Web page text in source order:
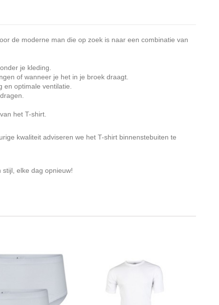
de moderne man die op zoek is naar een combinatie van
je kleding.
of wanneer je het in je broek draagt.
en optimale ventilatie.
het T-shirt.
kwaliteit adviseren we het T-shirt binnenstebuiten te
elke dag opnieuw!